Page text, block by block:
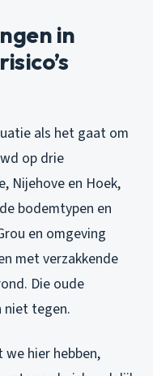
in
als het gaat om
op drie
Nijehove en Hoek,
bodemtypen en
en omgeving
met verzakkende
Die oude
niet tegen.
hier hebben,